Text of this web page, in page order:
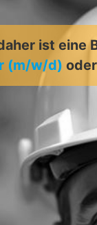
ist
(m/w/d)